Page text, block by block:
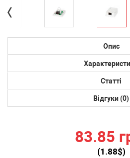
Опис
Статті
Відгуки (0)
83.85
(1.88$)